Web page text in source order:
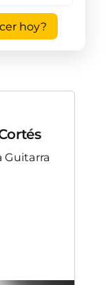
hoy?
Guitarra